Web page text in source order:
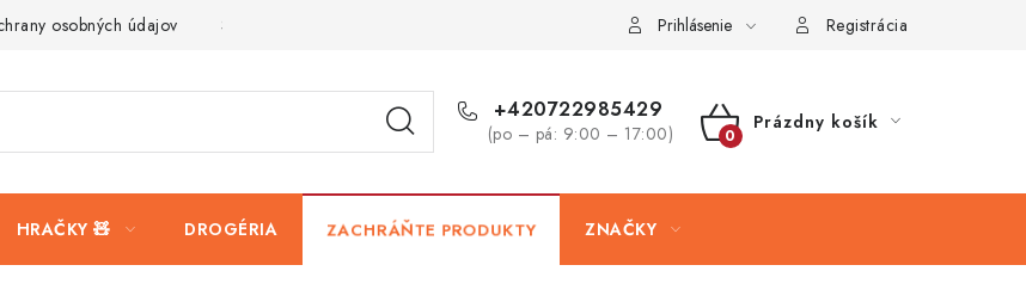
osobných údajov Servis a reklamácia Prihlásenie Registrácia
+420722985429
(po – pá: 9:00 – 17:00)
NÁKUPNÝ
Prázdny košík
HRAČKY 🧸 DROGÉRIA ZACHRÁŇTE PRODUKTY ZNAČKY